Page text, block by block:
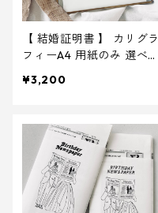
【 結婚証明書 】 カリグラ
フィーA4 用紙のみ 選べる
ング
¥3,200